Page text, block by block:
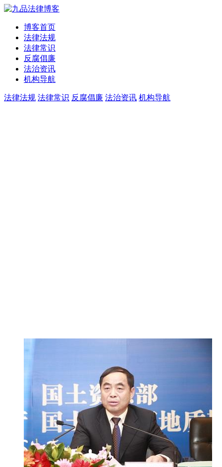
博客首页
法律法规
法律常识
反腐倡廉
法治资讯
机构导航
法律法规 法律常识 反腐倡廉 法治资讯 机构导航